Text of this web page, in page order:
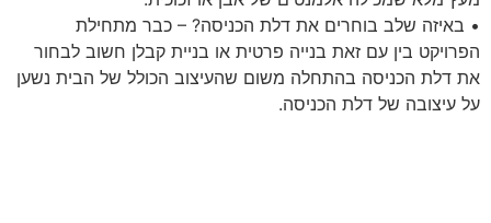
• באיזה שלב בוחרים את דלת הכניסה? – כבר מתחילת
הפרויקט בין עם זאת בנייה פרטית או בניית קבלן חשוב לבחור
את דלת הכניסה בהתחלה משום שהעיצוב הכולל של הבית נשען
על עיצובה של דלת הכניסה.